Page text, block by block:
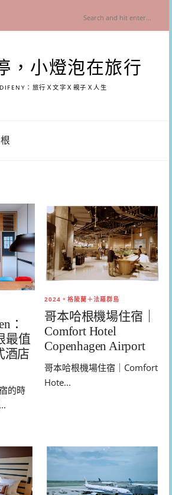
，小燈泡在旅行
：旅行Ｘ文字Ｘ親子Ｘ人生
：
最值
酒店
的時
2024。格陵蘭＋法羅群島
哥本哈根機場住宿｜
Comfort Hotel
Copenhagen Airport
哥本哈根機場住宿｜Comfort
Hote...